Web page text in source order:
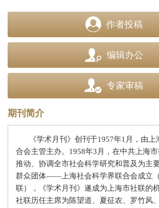
作者投稿
编辑办公
专家审稿
期刊简介
《学术月刊》创刊于1957年1月，由上
合会主管主办。 1958年3月，在中共上海
推动、协调全市社会科学研究和普及为主
群众团体——上海社会科学界联合会成立
联），《学术月刊》遂成为上海市社联的
社联历任主席为陈望道、夏征农、罗竹风